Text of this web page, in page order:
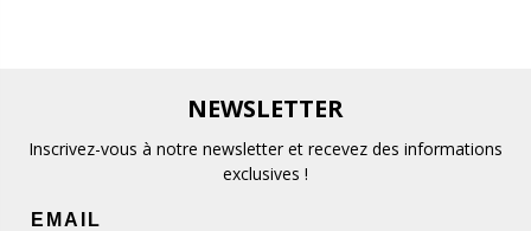
NEWSLETTER
Inscrivez-vous à notre newsletter et recevez des informations
exclusives !
EMAIL